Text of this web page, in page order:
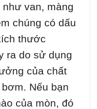
van, màng
chúng có dấu
thước
ra do sử dụng
của chất
Nếu bạn
của mòn, đó